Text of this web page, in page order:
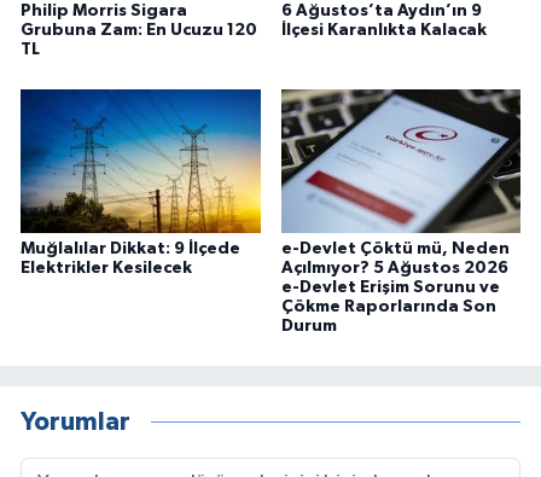
Philip Morris Sigara
Grubuna Zam: En Ucuzu 120
TL
6 Ağustos’ta Aydın’ın 9
İlçesi Karanlıkta Kalacak
Muğlalılar Dikkat: 9 İlçede
Elektrikler Kesilecek
e-Devlet Çöktü mü, Neden
Açılmıyor? 5 Ağustos 2026
e-Devlet Erişim Sorunu ve
Çökme Raporlarında Son
Durum
Yorumlar